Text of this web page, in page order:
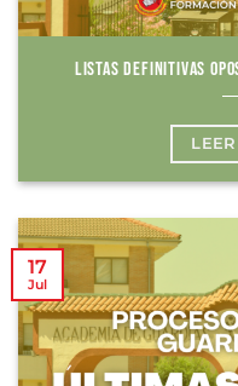
LISTAS DEFINITIVAS
17
Jul